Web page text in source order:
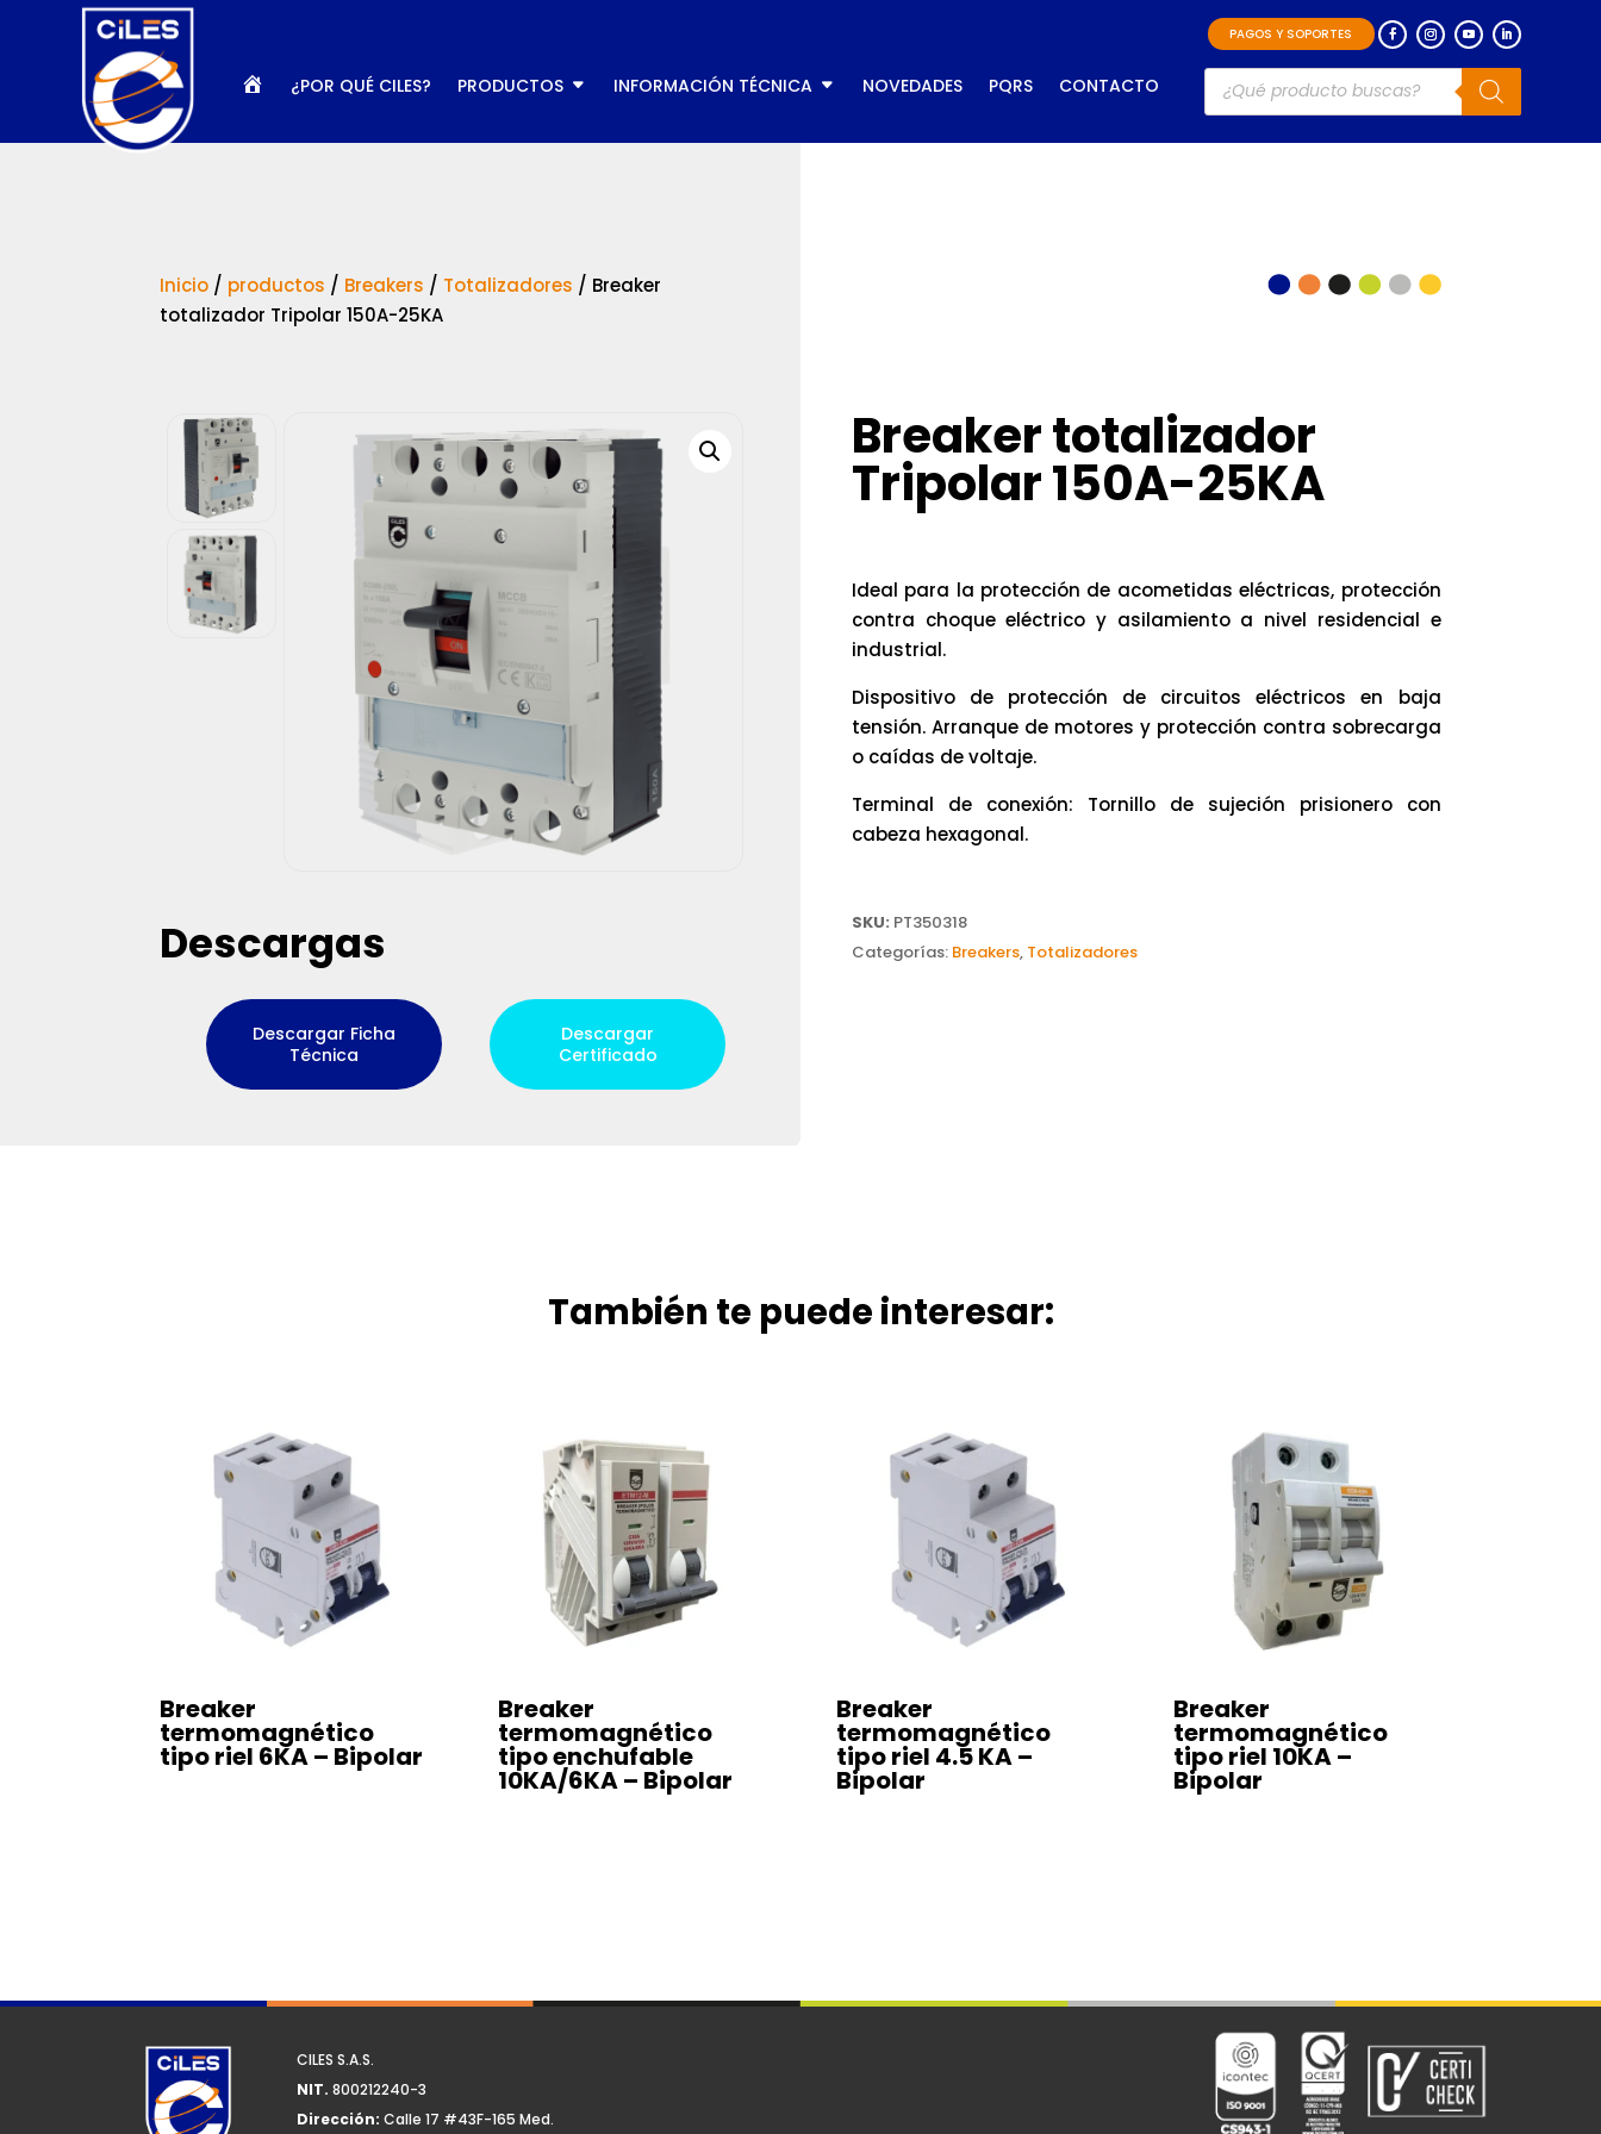
PAGOS Y SOPORTES
I
¿POR QUÉ CILES? PRODUCTOS INFORMACIÓN TÉCNICA NOVEDADES PQRS CONTACTO Búsqueda
de
productos
Inicio / productos / Breakers / Totalizadores / Breaker
totalizador Tripolar 150A-25KA
Descargas
Descargar
Certificado
Descargar Ficha
Técnica
Breaker totalizador
Tripolar 150A-25KA
Ideal para la protección de acometidas eléctricas, protección
contra choque eléctrico y asilamiento a nivel residencial e
industrial.
Dispositivo de protección de circuitos eléctricos en baja
tensión. Arranque de motores y protección contra sobrecarga
o caídas de voltaje.
Terminal de conexión: Tornillo de sujeción prisionero con
cabeza hexagonal.
SKU: PT350318
Categorías: Breakers, Totalizadores
También te puede interesar:
Breaker
termomagnético
tipo riel 6KA – Bipolar
Breaker
termomagnético
tipo enchufable
10KA/6KA – Bipolar
Breaker
termomagnético
tipo riel 4.5 KA –
Bipolar
Breaker
termomagnético
tipo riel 10KA –
Bipolar
CILES S.A.S.
NIT. 800212240-3
Dirección: Calle 17 #43F-165 Med.